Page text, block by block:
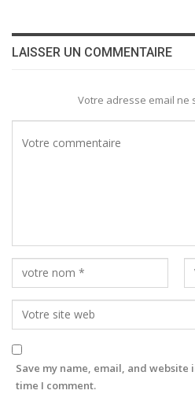
LAISSER UN COMMENTAIRE
Votre adresse email ne
Save my name, email, and
time I comment.